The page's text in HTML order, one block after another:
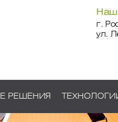
г.
ул.
РЕШЕНИЯ